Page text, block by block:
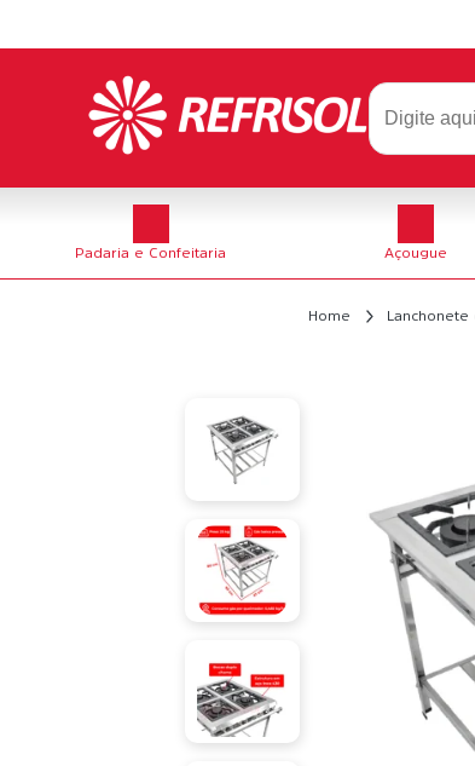
Padaria e Confeitaria Açougue
Home Lanchonete